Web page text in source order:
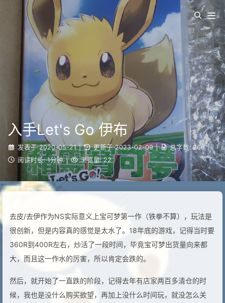
入手Let's Go 伊布
发表于 2020-05-21 | 更新于 2023-02-09 | 总字数: 266 |
阅读时长: 1分钟 | 浏览量: 22
去皮/去伊作为NS实际意义上宝可梦第一作（铁拳不算），玩法是
很创新，但是内容真的感觉是太水了。18年底的游戏，记得当时要
360R到400R左右，炒活了一段时间，毕竟宝可梦出货量向来都
大，而且这一作水的厉害，所以肯定会跌的。
然后，就开始了一直跌的阶段，记得去年有店家两百多清仓的时
候，我也是没什么购买欲望，再加上没什么时间玩，就没怎么关